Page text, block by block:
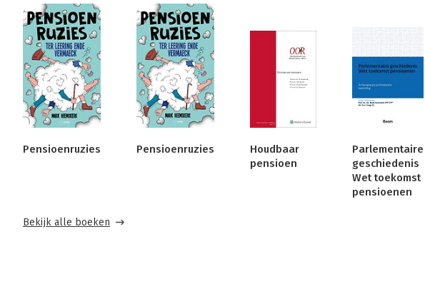
Pensioenruzies Pensioenruzies
Houdbaar
pensioen
Parlementaire
geschiedenis
Wet toekomst
pensioenen
Bekijk alle boeken